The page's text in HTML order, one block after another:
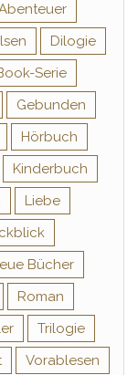
Dilogie
Serie
Gebunden
Hörbuch
Kinderbuch
Liebe
Bücher
Roman
Trilogie
Vorablesen